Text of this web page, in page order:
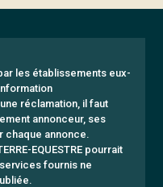
les établissements eux-
réclamation, il faut
annonceur, ses
chaque annonce.
EQUESTRE pourrait
fournis ne